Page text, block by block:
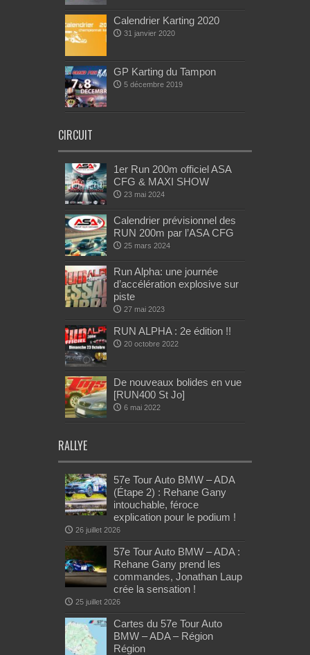
Calendrier Karting 2020
31 janvier 2020
GP Karting du Tampon
5 décembre 2019
CIRCUIT
1er Run 200m officiel ASA
CFG & MAXI SHOW
23 mai 2024
Calendrier prévisionnel des
RUN 200m par l’ASA CFG
25 mars 2024
Run Alpha: une journée
d’accélération explosive sur
piste
27 mai 2023
RUN ALPHA : 2e édition !!
20 octobre 2022
De nouveaux bolides en vue
[RUN400 St Jo]
6 mai 2022
RALLYE
57e Tour Auto BMW – ADA
(Étape 2) : Rehane Gany
intouchable, féroce
explication pour le podium !
26 juillet 2026
57e Tour Auto BMW – ADA :
Rehane Gany prend les
commandes, Jonathan Laup
crée la sensation !
25 juillet 2026
Cartes du 57e Tour Auto
BMW – ADA – Région
Région